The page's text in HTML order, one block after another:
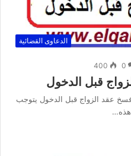
الدعاوى القضائية
0
400
قبل الدخول
عقد الزواج قبل الدخول يتوجب
هذه…